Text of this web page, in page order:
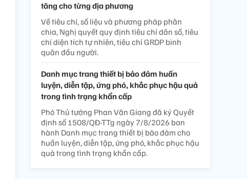
tăng cho từng địa phương
Về tiêu chí, số liệu và phương pháp phân
chia, Nghị quyết quy định tiêu chí dân số, tiêu
chí diện tích tự nhiên, tiêu chí GRDP bình
quân đầu người.
Danh mục trang thiết bị bảo đảm huấn
luyện, diễn tập, ứng phó, khắc phục hậu quả
trong tình trạng khẩn cấp
Phó Thủ tướng Phan Văn Giang đã ký Quyết
định số 1508/QĐ-TTg ngày 7/8/2026 ban
hành Danh mục trang thiết bị bảo đảm cho
huấn luyện, diễn tập, ứng phó, khắc phục hậu
quả trong tình trạng khẩn cấp.